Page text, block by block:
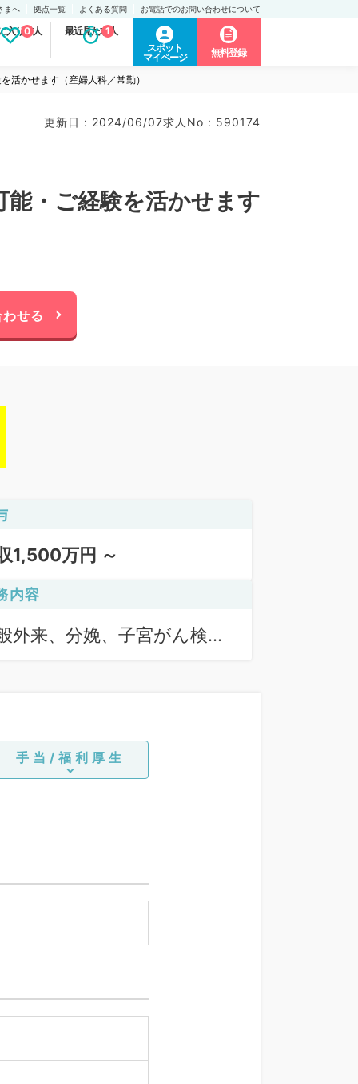
まへ 拠点一覧 よくある質問 お電話でのお問い合わせについて
入り求人
0 最近見た求人
1
スポット
マイページ
無料登録
活かせます（産婦人科／常勤）
更新日 : 2024/06/07求人No : 590174
・ご経験を活かせます
せる
1,500万円 ～
内容
外来、分娩、子宮がん検査
手当/福利厚生